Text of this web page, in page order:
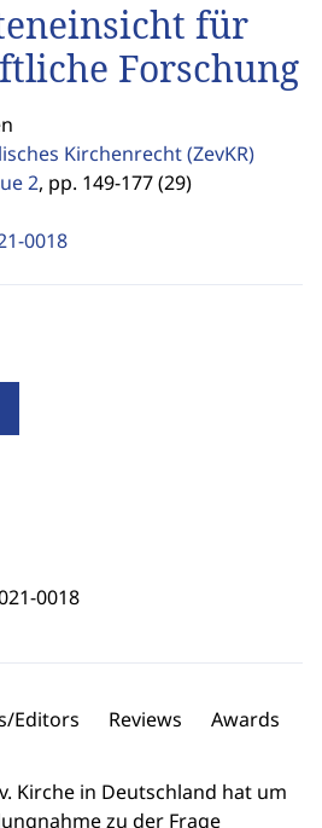
für
Forschung
Kirchenrecht(ZevKR)
2, pp. 149-177 (29)
0018
0018
Editors Reviews Awards
Kirche in Deutschland hat um
zu der Frage